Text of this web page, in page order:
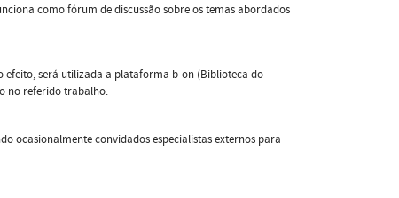
como fórum de discussão sobre os temas abordados
efeito, será utilizada a plataforma b-on (Biblioteca do
no referido trabalho.
ocasionalmente convidados especialistas externos para